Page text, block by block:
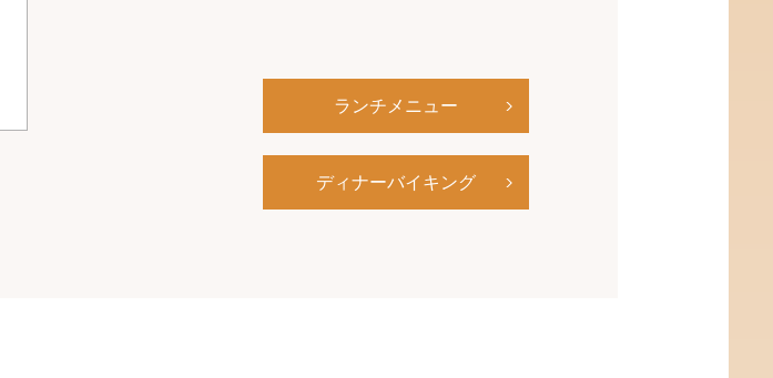
ランチメニュー
ディナーバイキング